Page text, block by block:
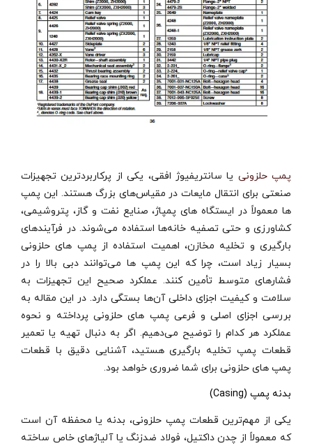
پمپ‌ حلزونی یا سانتریفیوژ افقی، یکی از پرکاربردترین تجهیزات
صنعتی برای انتقال مایعات در مقیاس‌های بزرگ هستند. این پمپ‌
ها معمولاً در ایستگاه‌ های پمپاژ، صنایع نفت و گاز، پتروشیمی،
کشاورزی و حتی تصفیه‌ خانه‌ها استفاده می‌شوند. در فرآیندهای
بارگیری و تخلیه مخازن، اهمیت استفاده از پمپ‌ های حلزونی
بسیار زیاد است، چرا که این پمپ‌ ها می‌توانند دبی بالا را در
فشارهای متوسط تأمین کنند. عملکرد صحیح این تجهیزات به
سلامت و کیفیت اجزای داخلی آن‌ها بستگی دارد. در این مقاله به
بررسی اجزای اصلی و فرعی پمپ‌ های حلزونی پرداخته و نحوه
عملکرد هر کدام را توضیح می‌دهیم. اگر به دنبال تهیه یا تعمیر
قطعات پمپ تخلیه بارگیری هستید، آشنایی دقیق با قطعات
پمپ‌ های حلزونی برای شما ضروری خواهد بود.
بدنه پمپ (Casing)
یکی از مهم‌ترین قطعات پمپ حلزونی، بدنه یا محفظه آن است
که معمولاً از چدن داکتیل، فولاد ضدزنگ یا آلیاژهای خاص ساخته